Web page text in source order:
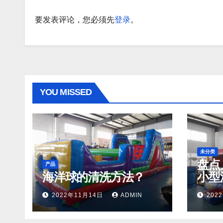
要发表评论，您必须先登录。
YOU MISSED
产品
海洋球的清洗方法？
2022年11月14日 ADMIN
未分类
盘点
小型